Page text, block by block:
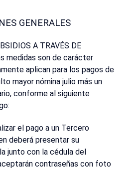
GENERALES
A TRAVÉS DE
medidas son de carácter
aplican para los pagos de
mayor nómina julio más un
conforme al siguiente
el pago a un Tercero
deberá presentar su
junto con la cédula del
contraseñas con foto